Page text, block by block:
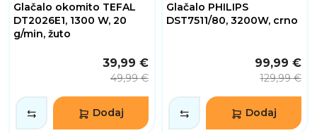
Glačalo okomito TEFAL
DT2026E1, 1300 W, 20
g/min, žuto
39,99 €
49,99 €
Dodaj
Glačalo PHILIPS
DST7511/80, 3200W, crno
99,99 €
129,99 €
Dodaj